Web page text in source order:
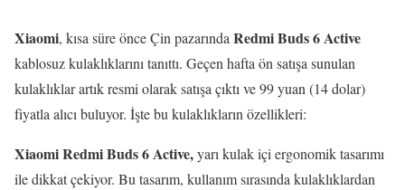
Xiaomi, kısa süre önce Çin pazarında Redmi Buds 6 Active
kablosuz kulaklıklarını tanıttı. Geçen hafta ön satışa sunulan
kulaklıklar artık resmi olarak satışa çıktı ve 99 yuan (14 dolar)
fiyatla alıcı buluyor. İşte bu kulaklıkların özellikleri:
Xiaomi Redmi Buds 6 Active,yarı kulak içi ergonomik tasarımı
ile dikkat çekiyor. Bu tasarım, kullanım sırasında kulaklıklardan